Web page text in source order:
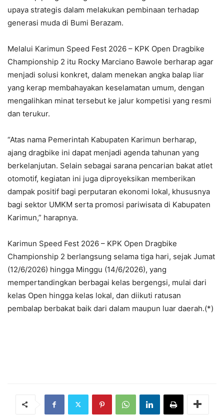
upaya strategis dalam melakukan pembinaan terhadap
generasi muda di Bumi Berazam.
Melalui Karimun Speed Fest 2026 – KPK Open Dragbike
Championship 2 itu Rocky Marciano Bawole berharap agar
menjadi solusi konkret, dalam menekan angka balap liar
yang kerap membahayakan keselamatan umum, dengan
mengalihkan minat tersebut ke jalur kompetisi yang resmi
dan terukur.
“Atas nama Pemerintah Kabupaten Karimun berharap,
ajang dragbike ini dapat menjadi agenda tahunan yang
berkelanjutan. Selain sebagai sarana pencarian bakat atlet
otomotif, kegiatan ini juga diproyeksikan memberikan
dampak positif bagi perputaran ekonomi lokal, khususnya
bagi sektor UMKM serta promosi pariwisata di Kabupaten
Karimun,” harapnya.
Karimun Speed Fest 2026 – KPK Open Dragbike
Championship 2 berlangsung selama tiga hari, sejak Jumat
(12/6/2026) hingga Minggu (14/6/2026), yang
mempertandingkan berbagai kelas bergengsi, mulai dari
kelas Open hingga kelas lokal, dan diikuti ratusan
pembalap berbakat baik dari dalam maupun luar daerah.(*)